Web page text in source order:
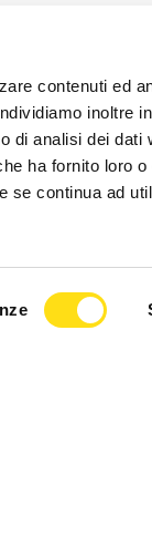
contenuti ed
inoltre
di analisi dei
ha fornito loro
se continua ad
CRONACA